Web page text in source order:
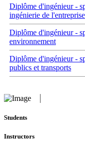
Diplôme d'ingénieur -
ingénierie de l'entreprise
Diplôme d'ingénieur -
environnement
Diplôme d'ingénieur -
publics et transports
Students
Instructors